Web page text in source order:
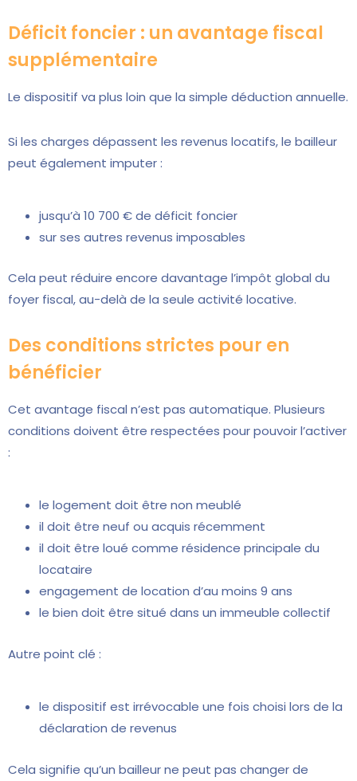
Déficit foncier : un avantage fiscal
supplémentaire
Le dispositif va plus loin que la simple déduction annuelle.
Si les charges dépassent les revenus locatifs, le bailleur
peut également imputer :
jusqu’à 10 700 € de déficit foncier
sur ses autres revenus imposables
Cela peut réduire encore davantage l’impôt global du
foyer fiscal, au-delà de la seule activité locative.
Des conditions strictes pour en
bénéficier
Cet avantage fiscal n’est pas automatique. Plusieurs
conditions doivent être respectées pour pouvoir l’activer
:
le logement doit être non meublé
il doit être neuf ou acquis récemment
il doit être loué comme résidence principale du
locataire
engagement de location d’au moins 9 ans
le bien doit être situé dans un immeuble collectif
Autre point clé :
le dispositif est irrévocable une fois choisi lors de la
déclaration de revenus
Cela signifie qu’un bailleur ne peut pas changer de